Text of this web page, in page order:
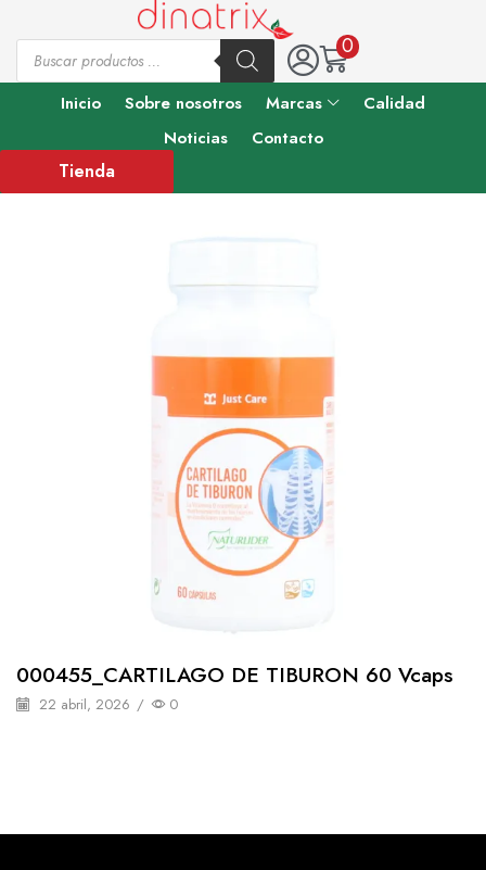
0
Inicio Sobre nosotros Marcas
Calidad
Noticias
Contacto
Tienda
000455_CARTILAGO DE TIBURON 60 Vcaps
22 abril, 2026 / 0